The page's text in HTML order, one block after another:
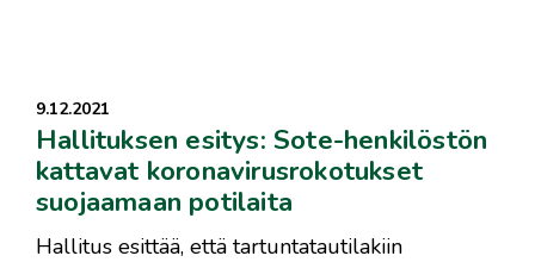
9.12.2021
Hallituksen esitys: Sote-henkilöstön
kattavat koronavirusrokotukset
suojaamaan potilaita
Hallitus esittää, että tartuntatautilakiin